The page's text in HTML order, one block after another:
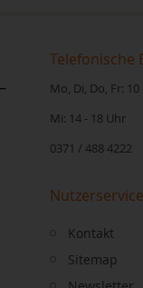
Telefonische
Mo, Di, Do, Fr: 10
Mi: 14 - 18 Uhr
0371 / 488 4222
Nutzerservice
Kontakt
Sitemap